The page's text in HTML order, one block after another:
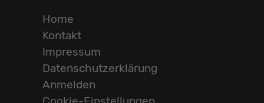
Home
Kontakt
Impressum
Datenschutzerklärung
Anmelden